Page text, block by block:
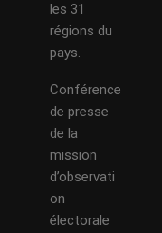
les 31
régions du
pays.
Conférence
de presse
de la
mission
d’observati
on
électorale